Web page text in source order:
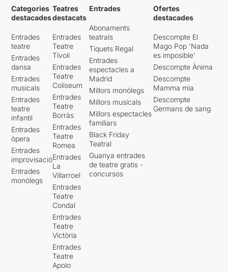
Categories
destacades
Entrades
teatre
Entrades
dansa
Entrades
musicals
Entrades
teatre
infantil
Entrades
òpera
Entrades
improvisació
Entrades
monòlegs
Teatres
destacats
Entrades
Teatre
Tívoli
Entrades
Teatre
Coliseum
Entrades
Teatre
Borràs
Entrades
Teatre
Romea
Entrades
La
Villarroel
Entrades
Teatre
Condal
Entrades
Teatre
Victòria
Entrades
Teatre
Apolo
Entrades
Abonaments
teatrals
Tiquets Regal
Entrades
espectacles a
Madrid
Millors monòlegs
Millors musicals
Millors espectacles
familiars
Black Friday
Teatral
Guanya entrades
de teatre gratis -
concursos
Ofertes
destacades
Descompte El
Mago Pop 'Nada
es imposible'
Descompte Ànima
Descompte
Mamma mia
Descompte
Germans de sang